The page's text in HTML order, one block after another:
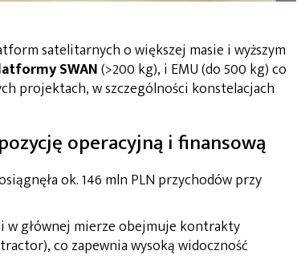
satelitarnych o większej masie i wyższym
SWAN(>200 kg), i EMU (do 500 kg) co
projektach, w szczególności konstelacjach
operacyjną i finansową
ok. 146 mln PLN przychodów przy
w głównej mierze obejmuje kontrakty
co zapewnia wysoką widoczność